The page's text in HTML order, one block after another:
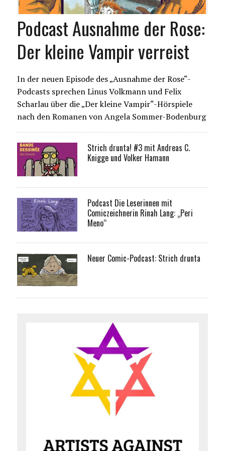
Podcast Ausnahme der Rose:
Der kleine Vampir verreist
In der neuen Episode des „Ausnahme der Rose“-
Podcasts sprechen Linus Volkmann und Felix
Scharlau über die „Der kleine Vampir“-Hörspiele
nach den Romanen von Angela Sommer-Bodenburg
Strich drunta! #3 mit Andreas C.
Knigge und Volker Hamann
Podcast Die Leserinnen mit
Comiczeichnerin Rinah Lang: „Peri
Meno“
Neuer Comic-Podcast: Strich drunta